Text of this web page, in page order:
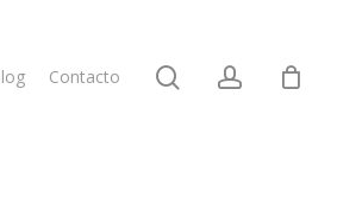
Contacto searchaccount